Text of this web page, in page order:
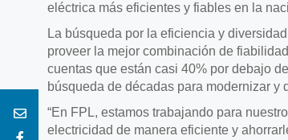
eléctrica más eficientes y fiables en la
La búsqueda por la eficiencia y
proveer la mejor combinación de
cuentas que están casi 40% por debajo
búsqueda de décadas para modernizar y
“En FPL, estamos trabajando para
electricidad de manera eficiente y